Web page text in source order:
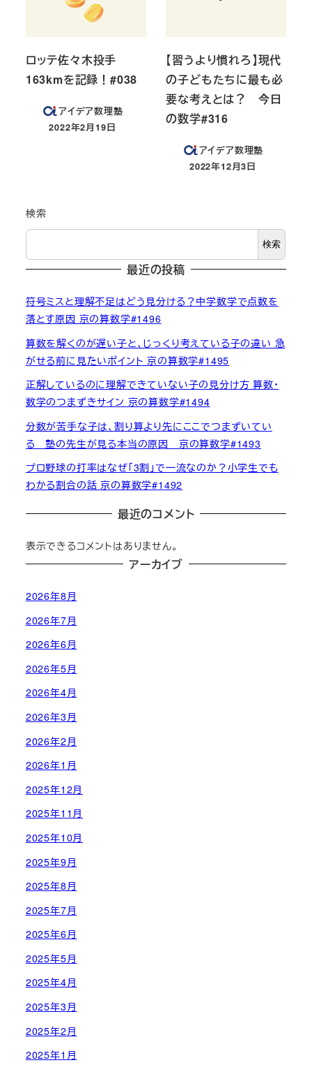
ロッテ佐々木投手
163kmを記録！#038
アイデア数理塾
投稿日
2022年2月19日
【習うより慣れろ】現代
の子どもたちに最も必
要な考えとは？ 今日
の数学#316
アイデア数理塾
投稿日
2022年12月3日
検索
検索
最近の投稿
符号ミスと理解不足はどう見分ける？中学数学で点数を
落とす原因 京の算数学#1496
算数を解くのが遅い子と、じっくり考えている子の違い 急
がせる前に見たいポイント 京の算数学#1495
正解しているのに理解できていない子の見分け方 算数・
数学のつまずきサイン 京の算数学#1494
分数が苦手な子は、割り算より先にここでつまずいてい
る 塾の先生が見る本当の原因 京の算数学#1493
プロ野球の打率はなぜ「3割」で一流なのか？小学生でも
わかる割合の話 京の算数学#1492
最近のコメント
表示できるコメントはありません。
アーカイブ
2026年8月
2026年7月
2026年6月
2026年5月
2026年4月
2026年3月
2026年2月
2026年1月
2025年12月
2025年11月
2025年10月
2025年9月
2025年8月
2025年7月
2025年6月
2025年5月
2025年4月
2025年3月
2025年2月
2025年1月